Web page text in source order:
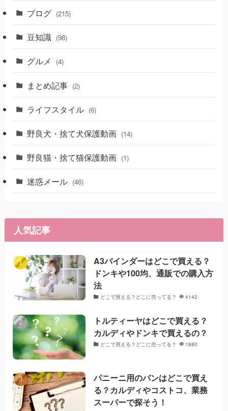
ブログ (215)
豆知識 (98)
グルメ (4)
まとめ記事 (2)
ライフスタイル (6)
野良犬・捨て犬保護動画 (14)
野良猫・捨て猫保護動画 (1)
迷惑メール (46)
人気記事
A3バインダーはどこで買える？
ドンキや100均、通販での購入方
法
どこで買える？どこに売ってる？ 4142
トルティーヤはどこで買える？
カルディやドンキで買えるの？
どこで買える？どこに売ってる？ 1880
パニーニ用のパンはどこで買え
る？カルディやコストコ、業務
スーパーで探そう！